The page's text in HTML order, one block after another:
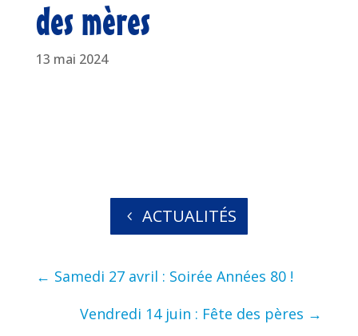
des mères
13 mai 2024
ACTUALITÉS
← Samedi 27 avril : Soirée Années 80 !
Vendredi 14 juin : Fête des pères →